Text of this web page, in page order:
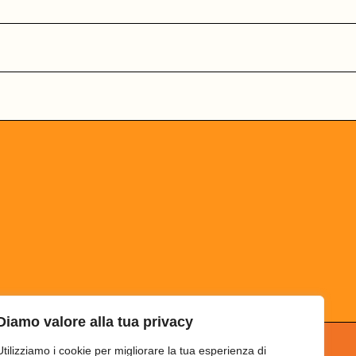
valore alla tua privacy
i cookie per migliorare la tua esperienza di